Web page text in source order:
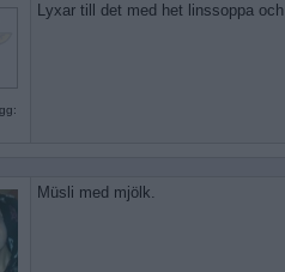
Lyxar till det med het linssoppa
Müsli med mjölk.